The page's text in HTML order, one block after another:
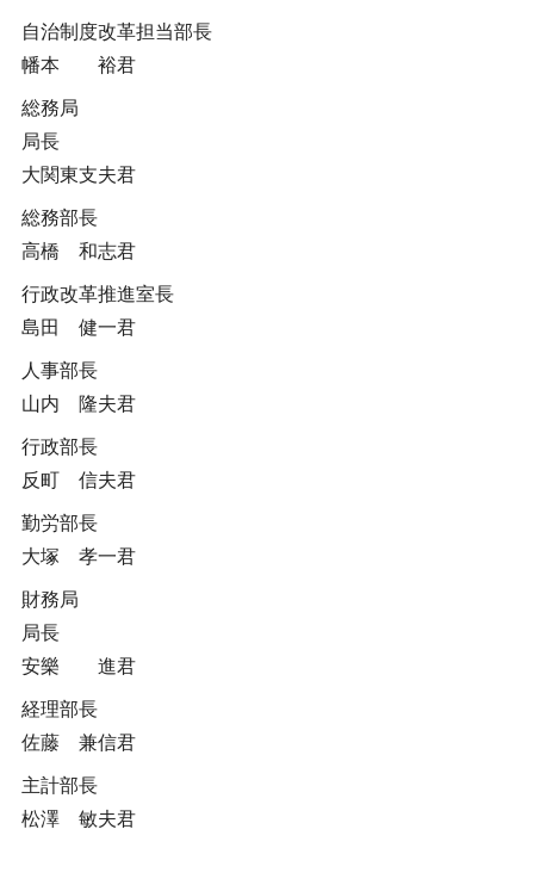
自治制度改革担当部長
幡本 裕君
総務局
局長
大関東支夫君
総務部長
高橋 和志君
行政改革推進室長
島田 健一君
人事部長
山内 隆夫君
行政部長
反町 信夫君
勤労部長
大塚 孝一君
財務局
局長
安樂 進君
経理部長
佐藤 兼信君
主計部長
松澤 敏夫君